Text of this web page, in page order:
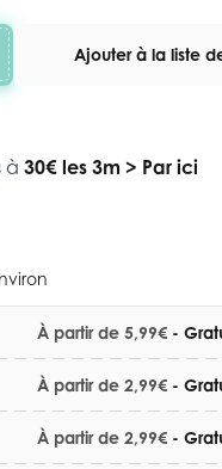
Ajouter à la liste
à 30€ les 3m > Par ici
À partir de 5,99€ -
À partir de 2,99€ -
À partir de 2,99€ -